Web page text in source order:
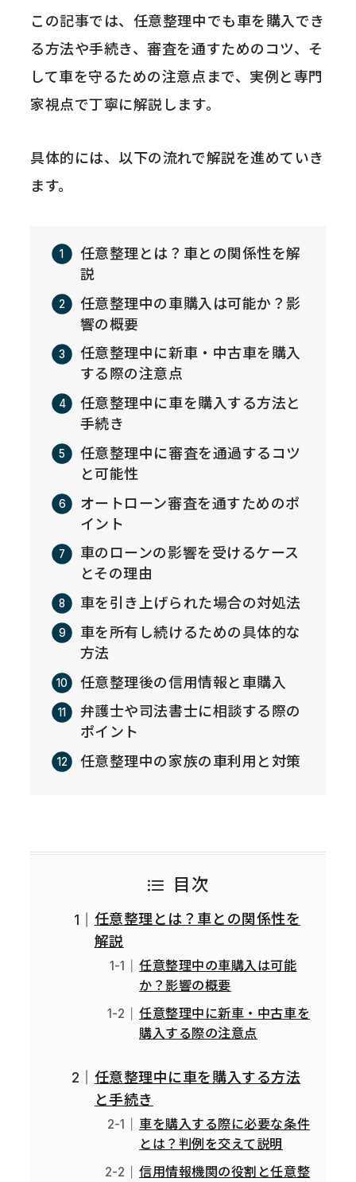
この記事では、任意整理中でも車を購入でき
る方法や手続き、審査を通すためのコツ、そ
して車を守るための注意点まで、実例と専門
家視点で丁寧に解説します。
具体的には、以下の流れで解説を進めていき
ます。
任意整理とは？車との関係性を解
説
任意整理中の車購入は可能か？影
響の概要
任意整理中に新車・中古車を購入
する際の注意点
任意整理中に車を購入する方法と
手続き
任意整理中に審査を通過するコツ
と可能性
オートローン審査を通すためのポ
イント
車のローンの影響を受けるケース
とその理由
車を引き上げられた場合の対処法
車を所有し続けるための具体的な
方法
任意整理後の信用情報と車購入
弁護士や司法書士に相談する際の
ポイント
任意整理中の家族の車利用と対策
目次
任意整理とは？車との関係性を
解説
任意整理中の車購入は可能
か？影響の概要
任意整理中に新車・中古車を
購入する際の注意点
任意整理中に車を購入する方法
と手続き
車を購入する際に必要な条件
とは？判例を交えて説明
信用情報機関の役割と任意整